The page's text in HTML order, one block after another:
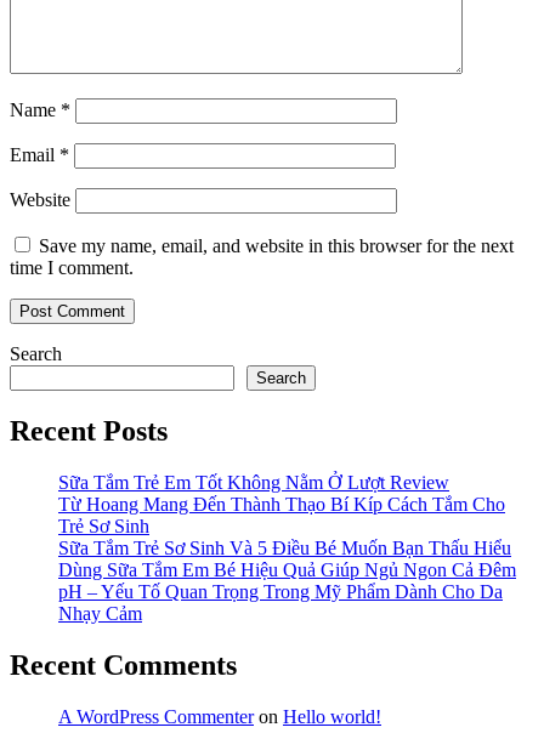
Name *
Email *
Website
Save my name, email, and website in this browser for the next
time I comment.
Search
Search
Recent Posts
Sữa Tắm Trẻ Em Tốt Không Nằm Ở Lượt Review
Từ Hoang Mang Đến Thành Thạo Bí Kíp Cách Tắm Cho
Trẻ Sơ Sinh
Sữa Tắm Trẻ Sơ Sinh Và 5 Điều Bé Muốn Bạn Thấu Hiểu
Dùng Sữa Tắm Em Bé Hiệu Quả Giúp Ngủ Ngon Cả Đêm
pH – Yếu Tố Quan Trọng Trong Mỹ Phẩm Dành Cho Da
Nhạy Cảm
Recent Comments
A WordPress Commenteron Hello world!